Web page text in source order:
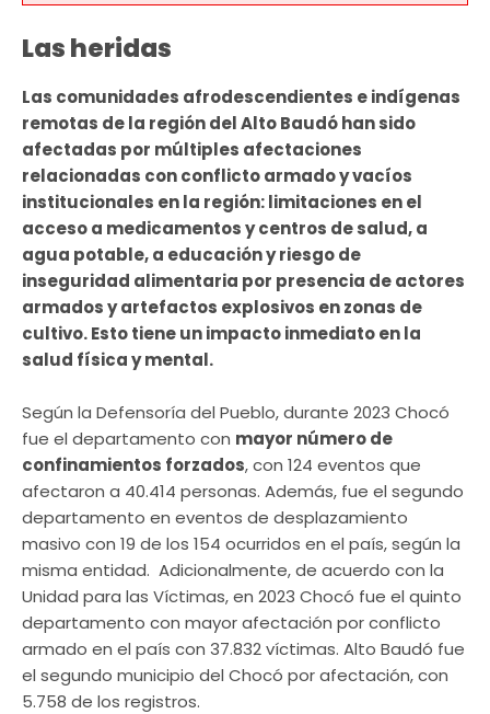
Las heridas
Las comunidades afrodescendientes e indígenas
remotas de la región del Alto Baudó han sido
afectadas por múltiples afectaciones
relacionadas con conflicto armado y vacíos
institucionales en la región: limitaciones en el
acceso a medicamentos y centros de salud, a
agua potable, a educación y riesgo de
inseguridad alimentaria por presencia de actores
armados y artefactos explosivos en zonas de
cultivo. Esto tiene un impacto inmediato en la
salud física y mental.
Según la Defensoría del Pueblo, durante 2023 Chocó
fue el departamento con mayor número de
confinamientos forzados, con 124 eventos que
afectaron a 40.414 personas. Además, fue el segundo
departamento en eventos de desplazamiento
masivo con 19 de los 154 ocurridos en el país, según la
misma entidad. Adicionalmente, de acuerdo con la
Unidad para las Víctimas, en 2023 Chocó fue el quinto
departamento con mayor afectación por conflicto
armado en el país con 37.832 víctimas. Alto Baudó fue
el segundo municipio del Chocó por afectación, con
5.758 de los registros.